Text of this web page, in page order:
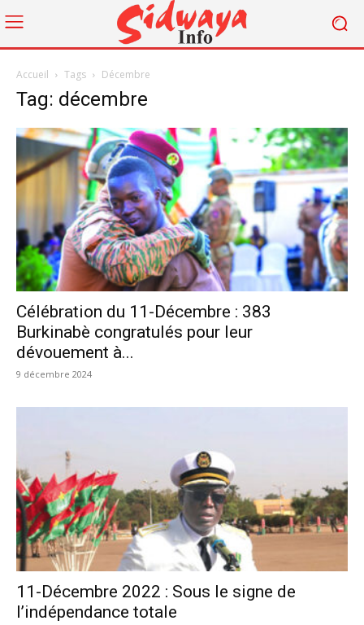
Accueil Tags Décembre
Tag: décembre
Célébration du 11-Décembre : 383
Burkinabè congratulés pour leur
dévouement à...
9 décembre 2024
11-Décembre 2022 : Sous le signe de
l’indépendance totale